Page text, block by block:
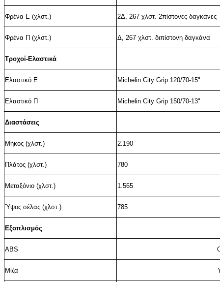
Φρένα Ε (χλστ.) 2Δ, 267 χλστ. 2πίστονες δαγκάνες
Φρένα Π (χλστ.) Δ, 267 χλστ. διπίστονη δαγκάνα
Τροχοί-Ελαστικά
Ελαστικό Ε Michelin City Grip 120/70-15"
Ελαστικό Π Michelin City Grip 150/70-13"
Διαστάσεις
Μήκος (χλστ.) 2.190
Πλάτος (χλστ.) 780
Μεταξόνιο (χλστ.) 1.565
Ύψος σέλας (χλστ.) 785
Εξοπλισμός
ABS
Μίζα